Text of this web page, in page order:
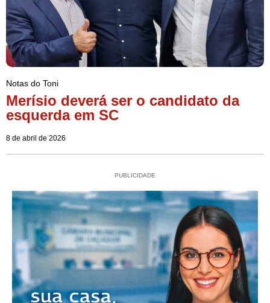
Notas do Toni
Merísio deverá ser o candidato da
esquerda em SC
8 de abril de 2026
PUBLICIDADE